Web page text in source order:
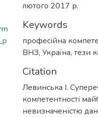
лютого 2017 р.
Keywords
професійна
ВНЗ, Україна, тези
Citation
Левинська І.
компетентності
невизначеністю